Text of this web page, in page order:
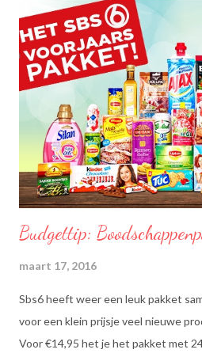
Budgettip:
maart 17, 2016
Sbs6 heeft weer een leuk pakket
voor een klein prijsje veel nieuwe
Voor €14,95 het je het pakket met